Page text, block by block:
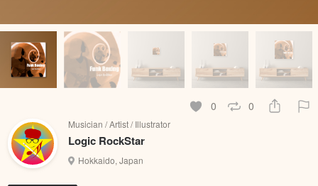
0 0
Musician / Artist / Illustrator
Logic RockStar
Hokkaido, Japan